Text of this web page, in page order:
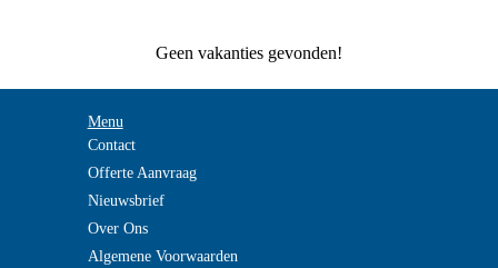
Geen vakanties gevonden!
Menu
Contact
Offerte Aanvraag
Nieuwsbrief
Over Ons
Algemene Voorwaarden